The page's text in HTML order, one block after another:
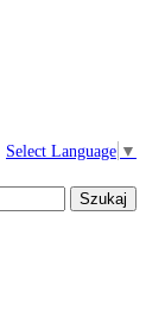
Select Language ▼
Szukaj